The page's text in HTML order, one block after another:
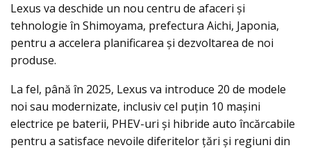
Lexus va deschide un nou centru de afaceri și
tehnologie în Shimoyama, prefectura Aichi, Japonia,
pentru a accelera planificarea și dezvoltarea de noi
produse.
La fel, până în 2025, Lexus va introduce 20 de modele
noi sau modernizate, inclusiv cel puţin 10 maşini
electrice pe baterii, PHEV-uri şi hibride auto încărcabile
pentru a satisface nevoile diferitelor țări și regiuni din